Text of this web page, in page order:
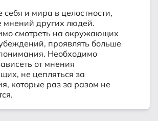
себя и мира в целостности,
мнений других людей.
смотреть на окружающих
проявлять больше
Необходимо
от мнения
не цепляться за
которые раз за разом не